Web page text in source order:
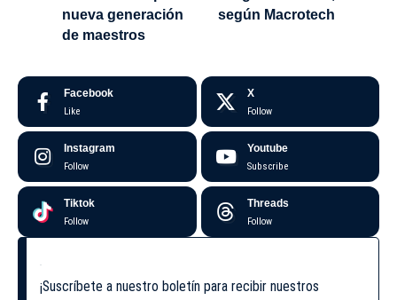
nueva generación
de maestros
según Macrotech
Facebook
Like
X
Follow
Instagram
Follow
Youtube
Subscribe
Tiktok
Follow
Threads
Follow
¡Suscríbete a nuestro boletín para recibir nuestros